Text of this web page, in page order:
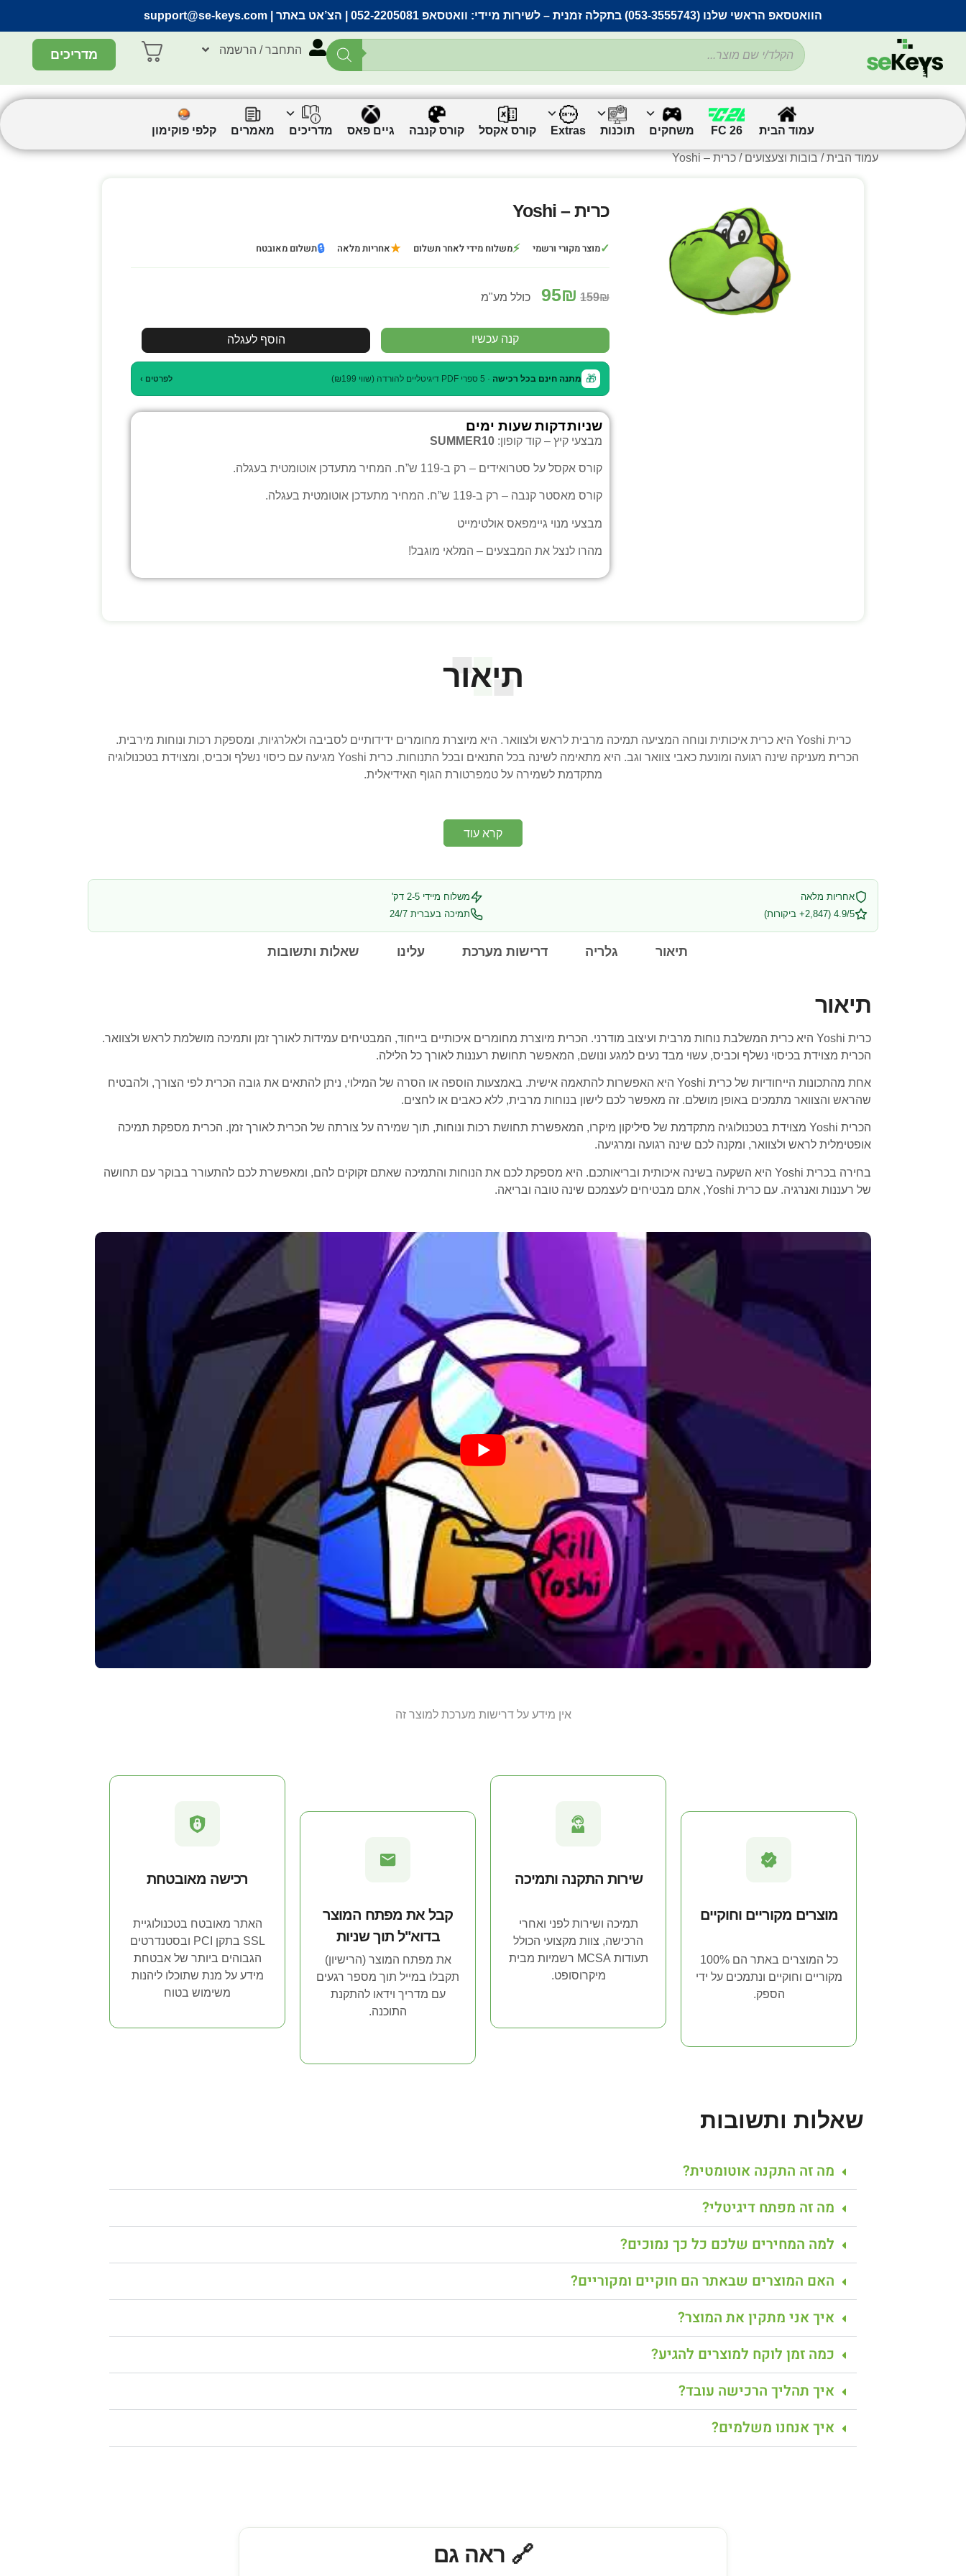
הוואטסאפ הראשי שלנו (053-3555743) בתקלה זמנית – לשירות מיידי: וואטסאפ 052-2205081 | הצ’אט באתר | support@se-keys.com
התחבר / הרשמה מדריכים
עמוד הבית FC 26 משחקים תוכנות Extras קורס אקסל קורס קנבה גיים פאס מדריכים מאמרים קלפי פוקימון
עמוד הבית/בובות וצעצועים/ כרית – Yoshi
כרית – Yoshi
✓מוצר מקורי ורשמי ⚡משלוח מידי לאחר תשלום ★אחריות מלאה 🔒תשלום מאובטח
159₪
95₪ כולל מע"מ
קנה עכשיו הוסף לעגלה
🎁 מתנה חינם בכל רכישה · 5 ספרי PDF דיגיטליים להורדה (שווי ₪199) לפרטים ›
ימים שעותדקותשניות
מבצעי קיץ – קוד קופון: SUMMER10
קורס אקסל על סטרואידים – רק ב-119 ש”ח. המחיר מתעדכן אוטומטית בעגלה.
קורס מאסטר קנבה – רק ב-119 ש”ח. המחיר מתעדכן אוטומטית בעגלה.
מבצעי מנוי גיימפאס אולטימייט
מהרו לנצל את המבצעים – המלאי מוגבל!
תיאור
כרית Yoshi היא כרית איכותית ונוחה המציעה תמיכה מרבית לראש ולצוואר. היא מיוצרת מחומרים ידידותיים לסביבה ולאלרגיות, ומספקת רכות ונוחות מירבית.
הכרית מעניקה שינה רגועה ומונעת כאבי צוואר וגב. היא מתאימה לשינה בכל התנאים ובכל התנוחות. כרית Yoshi מגיעה עם כיסוי נשלף וכביס, ומצוידת בטכנולוגיה
מתקדמת לשמירה על טמפרטורת הגוף האידיאלית.
קרא עוד
אחריות מלאה
משלוח מיידי 2-5 דק'
4.9/5 (2,847+ ביקורות)
תמיכה בעברית 24/7
תיאור גלריה דרישות מערכת עלינו שאלות ותשובות
תיאור
כרית Yoshi היא כרית המשלבת נוחות מרבית ועיצוב מודרני. הכרית מיוצרת מחומרים איכותיים בייחוד, המבטיחים עמידות לאורך זמן ותמיכה מושלמת לראש ולצוואר.
הכרית מצוידת בכיסוי נשלף וכביס, עשוי מבד נעים למגע ונושם, המאפשר תחושת רעננות לאורך כל הלילה.
אחת מהתכונות הייחודיות של כרית Yoshi היא האפשרות להתאמה אישית. באמצעות הוספה או הסרה של המילוי, ניתן להתאים את גובה הכרית לפי הצורך, ולהבטיח
שהראש והצוואר מתמכים באופן מושלם. זה מאפשר לכם לישון בנוחות מרבית, ללא כאבים או לחצים.
הכרית Yoshi מצוידת בטכנולוגיה מתקדמת של סיליקון מיקרו, המאפשרת תחושת רכות ונוחות, תוך שמירה על צורתה של הכרית לאורך זמן. הכרית מספקת תמיכה
אופטימלית לראש ולצוואר, ומקנה לכם שינה רגועה ומרגיעה.
בחירה בכרית Yoshi היא השקעה בשינה איכותית ובריאותכם. היא מספקת לכם את הנוחות והתמיכה שאתם זקוקים להם, ומאפשרת לכם להתעורר בבוקר עם תחושה
של רעננות ואנרגיה. עם כרית Yoshi, אתם מבטיחים לעצמכם שינה טובה ובריאה.
אין מידע על דרישות מערכת למוצר זה
מוצרים מקוריים וחוקיים
כל המוצרים באתר הם 100%
מקוריים וחוקיים ונתמכים על ידי
הספק.
שירות התקנה ותמיכה
תמיכה ושירות לפני ואחרי
הרכישה, צוות מקצועי הכולל
תעודות MCSA רשמיות מבית
מיקרוסופט.
קבל את מפתח המוצר
בדוא"ל תוך שניות
את מפתח המוצר (הרישיון)
תקבלו במייל תוך מספר רגעים
עם מדריך וידאו להתקנת
התוכנה.
רכישה מאובטחת
האתר מאובטח בטכנולוגיית
SSL בתקן PCI ובסטנדרטים
הגבוהים ביותר של אבטחת
מידע על מנת שתוכלו ליהנות
משימוש בטוח
שאלות ותשובות
מה זה התקנה אוטומטית?
מה זה מפתח דיגיטלי?
למה המחירים שלכם כל כך נמוכים?
האם המוצרים שבאתר הם חוקיים ומקוריים?
איך אני מתקין את המוצר?
כמה זמן לוקח למוצרים להגיע?
איך תהליך הרכישה עובד?
איך אנחנו משלמים?
🔗 ראה גם